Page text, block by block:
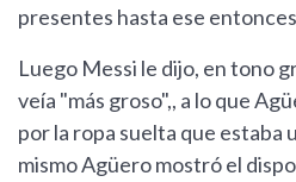
presentes hasta ese
Luego Messi le dijo, en tono
veía "más groso",, a lo que
por la ropa suelta que estaba
mismo Agüero mostró el